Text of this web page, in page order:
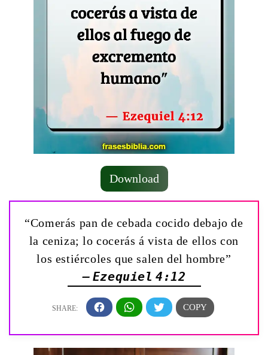
Download
“Comerás pan de cebada cocido debajo de
la ceniza; lo cocerás á vista de ellos con
los estiércoles que salen del hombre”
— Ezequiel 4:12